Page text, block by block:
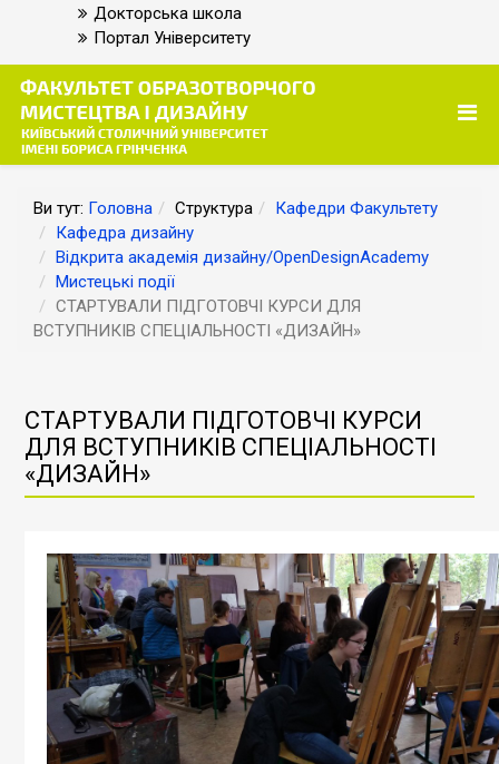
Докторська школа
Портал Університету
Ви тут: Головна Структура
Кафедри Факультету
Кафедра дизайну
Відкрита академія дизайну/OpenDesignAcademy
Мистецькі події
СТАРТУВАЛИ ПІДГОТОВЧІ КУРСИ ДЛЯ
ВСТУПНИКІВ СПЕЦІАЛЬНОСТІ «ДИЗАЙН»
СТАРТУВАЛИ ПІДГОТОВЧІ КУРСИ
ДЛЯ ВСТУПНИКІВ СПЕЦІАЛЬНОСТІ
«ДИЗАЙН»